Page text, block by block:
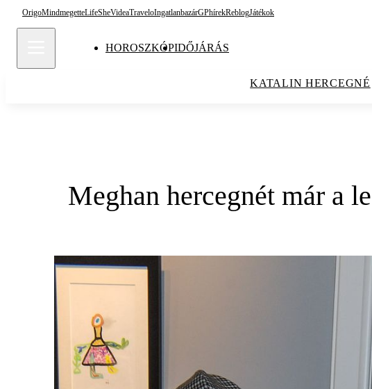
OrigoMindmegetteLifeSheVideaTraveloIngatlanbazárGPhírekReblogJátékok
HOROSZKÓPIDŐJÁRÁS
KATALIN HERCEGNÉ
Meghan hercegnét már a